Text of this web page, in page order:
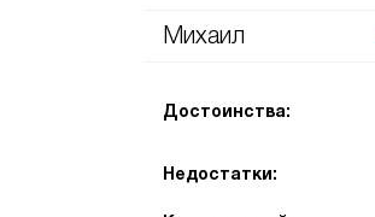
Михаил
Достоинства:
Недостатки: